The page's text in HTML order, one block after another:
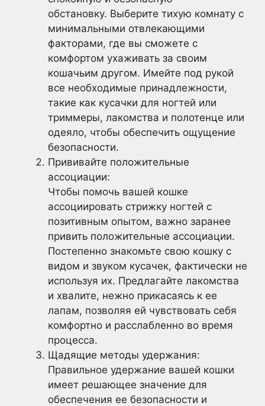
обстановку. Выберите тихую комнату с
минимальными отвлекающими
факторами, где вы сможете с
комфортом ухаживать за своим
кошачьим другом. Имейте под рукой
все необходимые принадлежности,
такие как кусачки для ногтей или
триммеры, лакомства и полотенце или
одеяло, чтобы обеспечить ощущение
безопасности.
Прививайте положительные
ассоциации:
Чтобы помочь вашей кошке
ассоциировать стрижку ногтей с
позитивным опытом, важно заранее
привить положительные ассоциации.
Постепенно знакомьте свою кошку с
видом и звуком кусачек, фактически не
используя их. Предлагайте лакомства
и хвалите, нежно прикасаясь к ее
лапам, позволяя ей чувствовать себя
комфортно и расслабленно во время
процесса.
Щадящие методы удержания:
Правильное удержание вашей кошки
имеет решающее значение для
обеспечения ее безопасности и